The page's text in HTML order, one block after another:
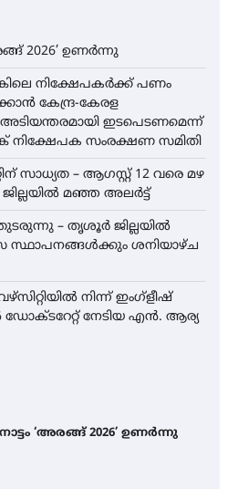
2026’ ഉണർന്നു
നിക്ഷേപകർക്ക് പണം
കേന്ദ്ര-കേരള
ഇടപെടണമെന്ന്
നിക്ഷേപക സംരക്ഷണ സമിതി
സാധ്യത – ആഗസ്റ്റ് 12 വരെ മഴ
മഞ്ഞ അലർട്ട്
– തൃശൂർ ജില്ലയിൽ
സ്ഥാപനങ്ങൾക്കും ശനിയാഴ്ച
നിന്ന് ഇംഗ്ളീഷ്
ഡോക്ടറേറ്റ് നേടിയ എൻ. ആര്യ
‘അരങ്ങ് 2026’ ഉണർന്നു